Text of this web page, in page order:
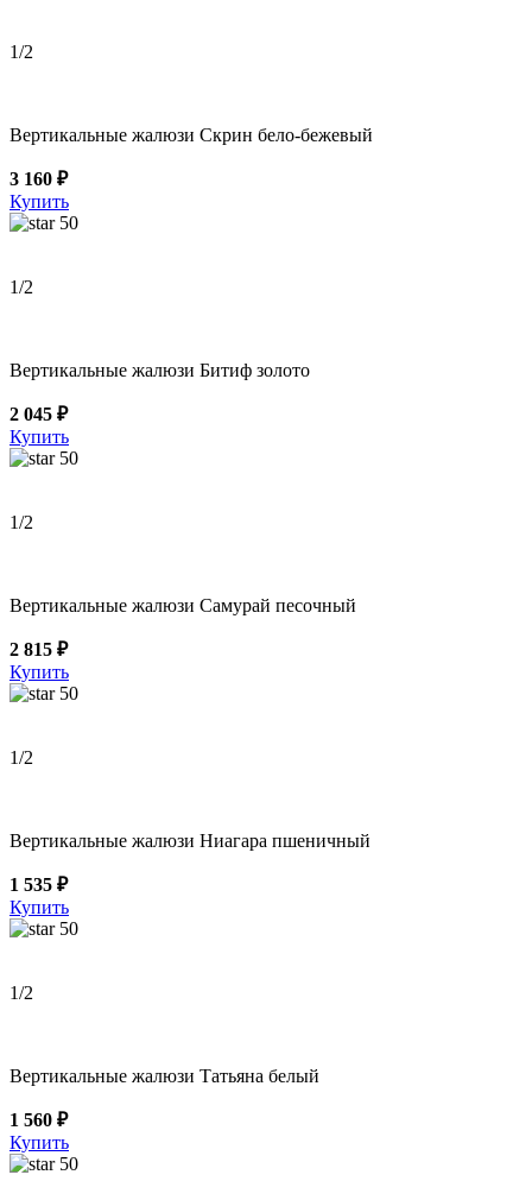
1/2
Вертикальные жалюзи Скрин бело-бежевый
3 160 ₽
Купить
50
1/2
Вертикальные жалюзи Битиф золото
2 045 ₽
Купить
50
1/2
Вертикальные жалюзи Самурай песочный
2 815 ₽
Купить
50
1/2
Вертикальные жалюзи Ниагара пшеничный
1 535 ₽
Купить
50
1/2
Вертикальные жалюзи Татьяна белый
1 560 ₽
Купить
50